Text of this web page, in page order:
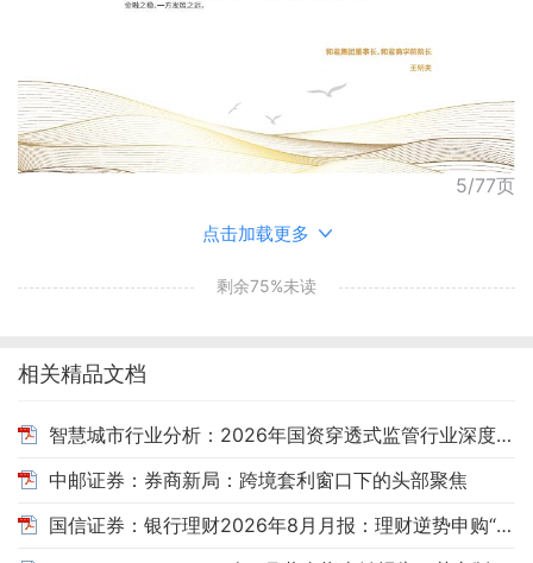
5/77页
点击加载更多
剩余75%未读
相关精品文档
智慧城市行业分析：2026年国资穿透式监管行业深度研究报告
中邮证券：券商新局：跨境套利窗口下的头部聚焦
国信证券：银行理财2026年8月月报：理财逆势申购“固收+”的背后